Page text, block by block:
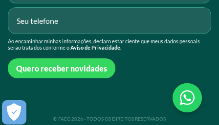
Ao encaminhar minhas informações, declaro estar ciente que meus dados pessoais
serão tratados conforme oAviso de Privacidade.
Quero receber novidades
© FAEG 2026 - TODOS OS DIREITOS RESERVADOS